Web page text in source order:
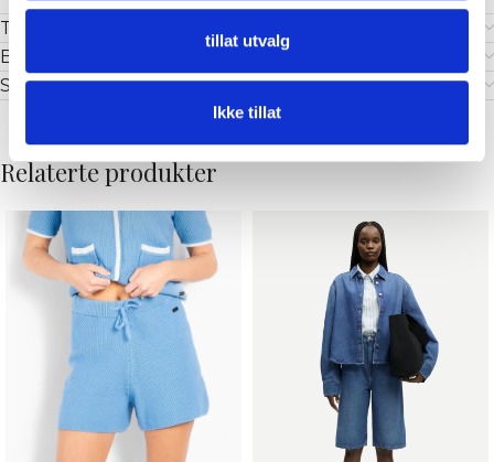
tillat utvalg
Ikke tillat
Tilleggsinformasjon
Brand
Shipping & Delivery
Relaterte produkter